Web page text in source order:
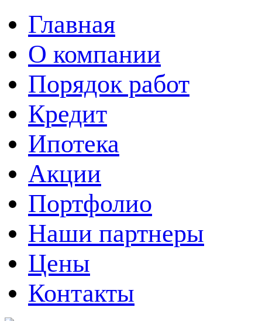
Главная
О компании
Порядок работ
Кредит
Ипотека
Акции
Портфолио
Наши партнеры
Цены
Контакты